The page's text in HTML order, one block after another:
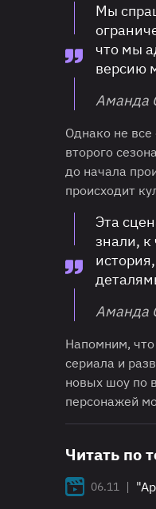
Мы
что мы
версию
Аманда
Однако не
второго
до начала
происходит
Эта
знали,
Аманда
Напомним,
сериала и
новых шоу по
персонажей
Читать по
06.11 |